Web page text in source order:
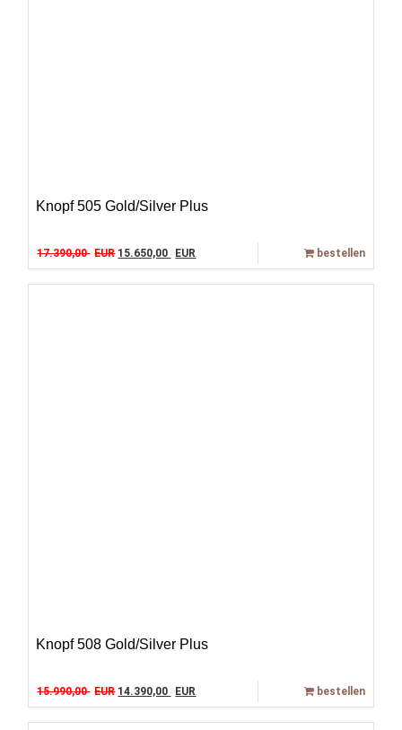
Knopf 505 Gold/Silver Plus
17.390,00 EUR Original price was: 17.390,00 EUR.
15.650,00 EUR Current price is: 15.650,00 EUR.
bestellen
Knopf 508 Gold/Silver Plus
15.990,00 EUR Original price was: 15.990,00 EUR.
14.390,00 EUR Current price is: 14.390,00 EUR.
bestellen